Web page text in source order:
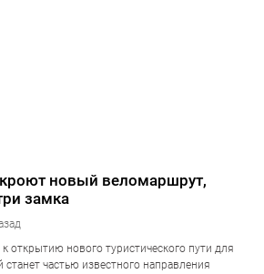
новый веломаршрут,
замка
открытию нового туристического пути для
частью известного направления